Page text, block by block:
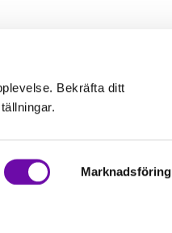
Bekräfta ditt
Marknadsföring